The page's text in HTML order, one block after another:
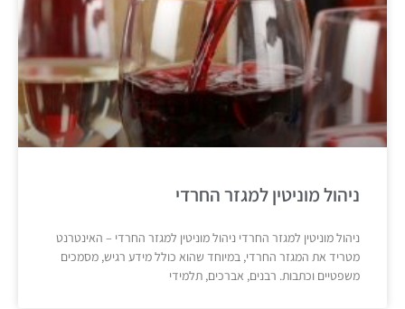
ניהול מוניטין למגזר החרדי
ניהול מוניטין למגזר החרדי ניהול מוניטין למגזר החרדי – האינטרנט
מטריד את המגזר החרדי, במיוחד שהוא כולל מידע רגיש, מסמכים
משפטיים וכתבות. רבנים, אברכים, תלמידי